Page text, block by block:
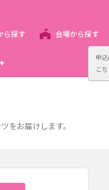
申
こ
ら探す 会場から探す
をお届けします。